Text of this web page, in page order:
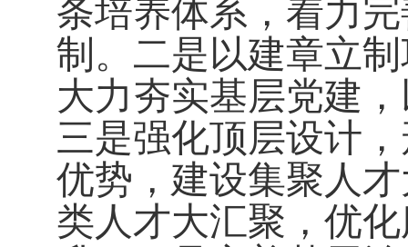
条培养体系，着力
制。二是以建章立
大力夯实基层党建
三是强化顶层设计
优势，建设集聚人
类人才大汇聚，优